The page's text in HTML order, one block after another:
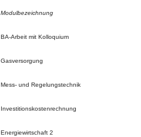
Modulbezeichnung
BA-Arbeit mit Kolloquium
Gasversorgung
Mess- und Regelungstechnik
Investitionskostenrechnung
Energiewirtschaft 2